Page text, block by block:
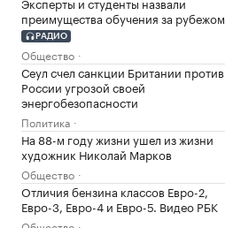
преимущества обучения за рубежом
РАДИО
Общество
Сеул счел санкции Британии против
России угрозой своей
энергобезопасности
Политика
На 88-м году жизни ушел из жизни
художник Николай Марков
Общество
Отличия бензина классов Евро-2,
Евро-3, Евро-4 и Евро-5. Видео РБК